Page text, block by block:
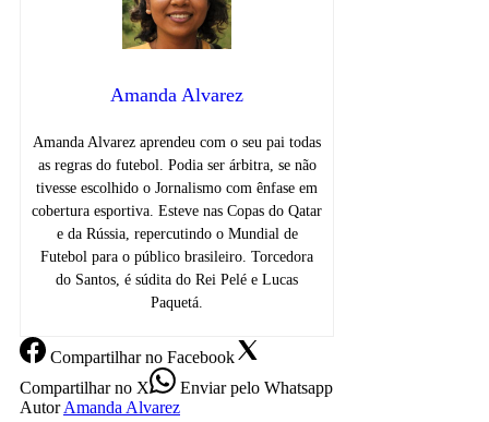
Amanda Alvarez
Amanda Alvarez aprendeu com o seu pai todas
as regras do futebol. Podia ser árbitra, se não
tivesse escolhido o Jornalismo com ênfase em
cobertura esportiva. Esteve nas Copas do Qatar
e da Rússia, repercutindo o Mundial de
Futebol para o público brasileiro. Torcedora
do Santos, é súdita do Rei Pelé e Lucas
Paquetá.
Compartilharno Facebook
Compartilharno X Enviarpelo Whatsapp
AutorAmanda Alvarez